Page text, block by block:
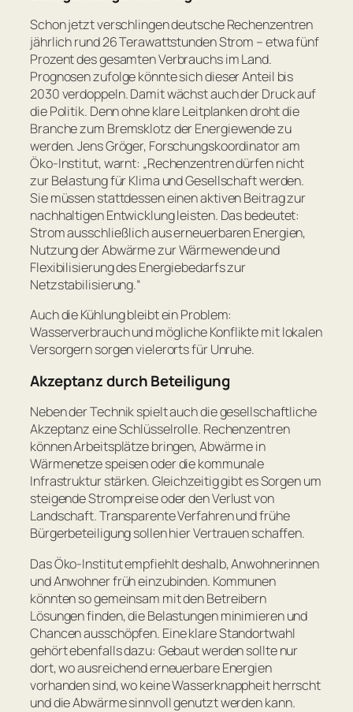
Schon jetzt verschlingen deutsche Rechenzentren
jährlich rund 26 Terawattstunden Strom – etwa fünf
Prozent des gesamten Verbrauchs im Land.
Prognosen zufolge könnte sich dieser Anteil bis
2030 verdoppeln. Damit wächst auch der Druck auf
die Politik. Denn ohne klare Leitplanken droht die
Branche zum Bremsklotz der Energiewende zu
werden. Jens Gröger, Forschungskoordinator am
Öko-Institut, warnt: „Rechenzentren dürfen nicht
zur Belastung für Klima und Gesellschaft werden.
Sie müssen stattdessen einen aktiven Beitrag zur
nachhaltigen Entwicklung leisten. Das bedeutet:
Strom ausschließlich aus erneuerbaren Energien,
Nutzung der Abwärme zur Wärmewende und
Flexibilisierung des Energiebedarfs zur
Netzstabilisierung.“
Auch die Kühlung bleibt ein Problem:
Wasserverbrauch und mögliche Konflikte mit lokalen
Versorgern sorgen vielerorts für Unruhe.
Akzeptanz durch Beteiligung
Neben der Technik spielt auch die gesellschaftliche
Akzeptanz eine Schlüsselrolle. Rechenzentren
können Arbeitsplätze bringen, Abwärme in
Wärmenetze speisen oder die kommunale
Infrastruktur stärken. Gleichzeitig gibt es Sorgen um
steigende Strompreise oder den Verlust von
Landschaft. Transparente Verfahren und frühe
Bürgerbeteiligung sollen hier Vertrauen schaffen.
Das Öko-Institut empfiehlt deshalb, Anwohnerinnen
und Anwohner früh einzubinden. Kommunen
könnten so gemeinsam mit den Betreibern
Lösungen finden, die Belastungen minimieren und
Chancen ausschöpfen. Eine klare Standortwahl
gehört ebenfalls dazu: Gebaut werden sollte nur
dort, wo ausreichend erneuerbare Energien
vorhanden sind, wo keine Wasserknappheit herrscht
und die Abwärme sinnvoll genutzt werden kann.